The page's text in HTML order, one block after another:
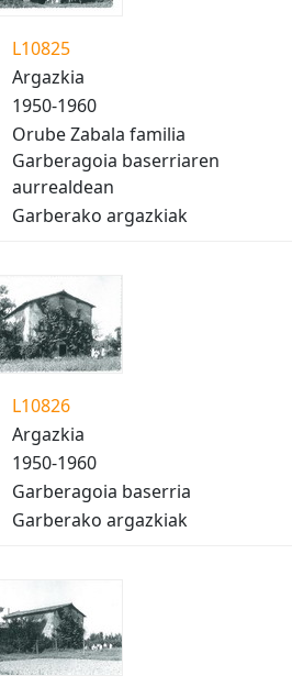
L10825
Argazkia
1950-1960
Orube Zabala familia
Garberagoia baserriaren
aurrealdean
Garberako argazkiak
L10826
Argazkia
1950-1960
Garberagoia baserria
Garberako argazkiak